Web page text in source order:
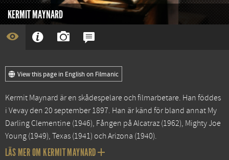
KERMIT MAYNARD
View this page in English on Filmanic
Kermit Maynard är en skådespelare och filmarbetare. Han föddes
i Vevay den 20 september 1897. Han är känd för bland annat My
Darling Clementine (1946), Fången på Alcatraz (1962), Mighty Joe
Young (1949), Texas (1941) ochArizona (1940).
LÄS MER OM KERMIT MAYNARD